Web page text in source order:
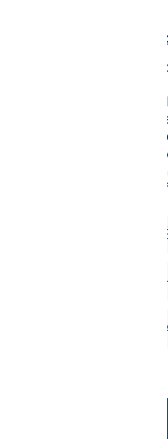
Blocs de
Accueillir
personnes et
parcours
Mettre en
auprès des
l'insertion